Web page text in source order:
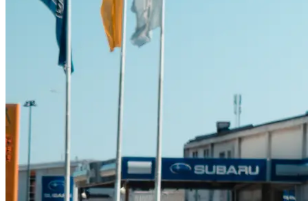
Suzuki